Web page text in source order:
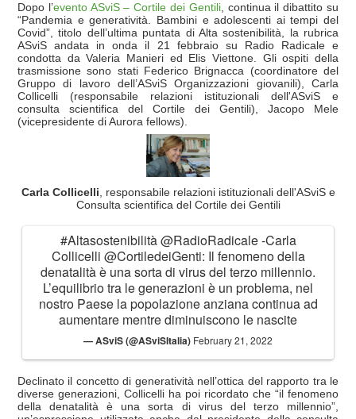
Dopo l’evento ASviS – Cortile dei Gentili, continua il dibattito su
“Pandemia e generatività. Bambini e adolescenti ai tempi del
Covid”, titolo dell’ultima puntata di Alta sostenibilità, la rubrica
ASviS andata in onda il 21 febbraio su Radio Radicale e
condotta da Valeria Manieri ed Elis Viettone. Gli ospiti della
trasmissione sono stati Federico Brignacca (coordinatore del
Gruppo di lavoro dell’ASviS Organizzazioni giovanili), Carla
Collicelli (responsabile relazioni istituzionali dell'ASviS e
consulta scientifica del Cortile dei Gentili), Jacopo Mele
(vicepresidente di Aurora fellows).
Carla Collicelli , responsabile relazioni istituzionali dell'ASviS e
Consulta scientifica del Cortile dei Gentili
#Altasostenibilità@RadioRadicale-Carla
Collicelli @CortiledeiGenti: Il fenomeno della
denatalità è una sorta di virus del terzo millennio.
L’equilibrio tra le generazioni è un problema, nel
nostro Paese la popolazione anziana continua ad
aumentare mentre diminuiscono le nascite
— ASviS (@ASviSItalia) February 21, 2022
Declinato il concetto di generatività nell’ottica del rapporto tra le
diverse generazioni, Collicelli ha poi ricordato che “il fenomeno
della denatalità è una sorta di virus del terzo millennio”,